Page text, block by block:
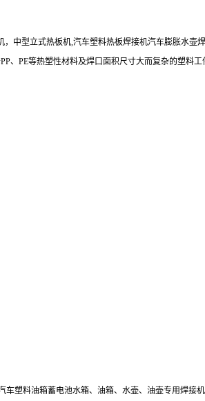
中型立式热板机,汽车塑料热板焊接机汽车膨胀水
、PE等热塑性材料及焊口面积尺寸大而复杂的塑料工
塑料油箱蓄电池水箱、油箱、水壶、油壶专用焊